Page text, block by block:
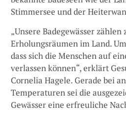
Stimmersee und der
„Unsere Badegewässer
Erholungsräumen im Land.
dass sich die Menschen auf
verlassen können“, erklärt
Cornelia Hagele. Gerade bei
Temperaturen sei die
Gewässer eine erfreuliche